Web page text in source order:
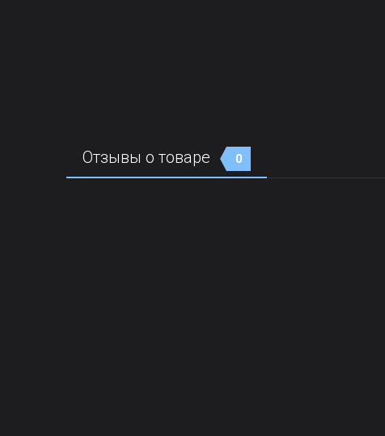
Отзывы о товаре 0